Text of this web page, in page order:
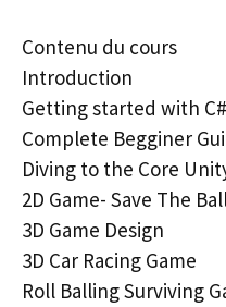
Contenu du cours
Introduction
Getting started with
Complete Begginer
Diving to the Core
2D Game- Save The
3D Game Design
3D Car Racing Game
Roll Balling Surviving